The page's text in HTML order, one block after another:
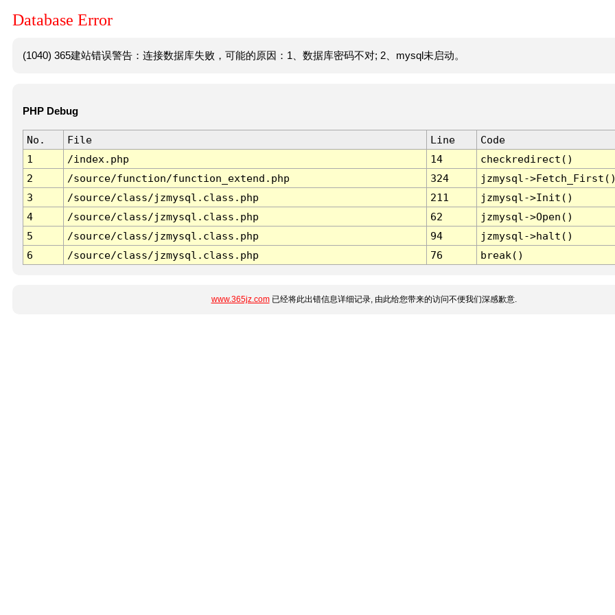
Database Error
(1040) 365建站错误警告：连接数据库失败，可能的原因：1、数据库密码不对; 2、mysql未启动。
PHP Debug
No. File Line
Code
1
/index.php 14
checkredirect()
2
/source/function/function_extend.php 324
jzmysql-
3
/source/class/jzmysql.class.php 211
jzmysql->Init()
4
/source/class/jzmysql.class.php 62
jzmysql->Open()
5
/source/class/jzmysql.class.php 94
jzmysql->halt()
6
/source/class/jzmysql.class.php 76 break()
www.365jz.com已经将此出错信息详细记录, 由此给您带来的访问不便我们深感歉意.